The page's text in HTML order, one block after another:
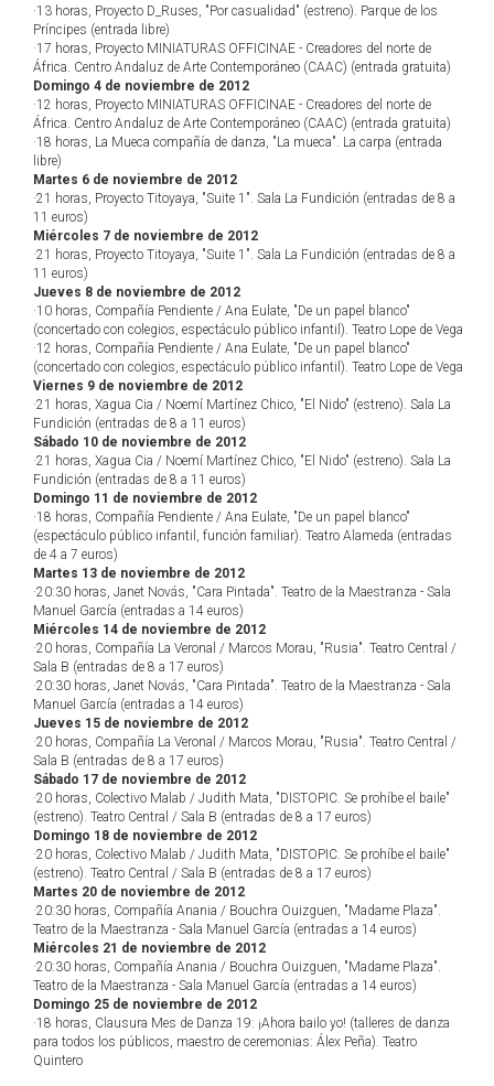
·13 horas, Proyecto D_Ruses, "Por casualidad" (estreno). Parque de los
Príncipes (entrada libre)
·17 horas, Proyecto MINIATURAS OFFICINAE - Creadores del norte de
África. Centro Andaluz de Arte Contemporáneo (CAAC) (entrada gratuita)
Domingo 4 de noviembre de 2012
·12 horas, Proyecto MINIATURAS OFFICINAE - Creadores del norte de
África. Centro Andaluz de Arte Contemporáneo (CAAC) (entrada gratuita)
·18 horas, La Mueca compañía de danza, "La mueca". La carpa (entrada
libre)
Martes 6 de noviembre de 2012
·21 horas, Proyecto Titoyaya, "Suite 1". Sala La Fundición (entradas de 8 a
11 euros)
Miércoles 7 de noviembre de 2012
·21 horas, Proyecto Titoyaya, "Suite 1". Sala La Fundición (entradas de 8 a
11 euros)
Jueves 8 de noviembre de 2012
·10 horas, Compañía Pendiente / Ana Eulate, "De un papel blanco"
(concertado con colegios, espectáculo público infantil). Teatro Lope de Vega
·12 horas, Compañía Pendiente / Ana Eulate, "De un papel blanco"
(concertado con colegios, espectáculo público infantil). Teatro Lope de Vega
Viernes 9 de noviembre de 2012
·21 horas, Xagua Cia / Noemí Martínez Chico, "El Nido" (estreno). Sala La
Fundición (entradas de 8 a 11 euros)
Sábado 10 de noviembre de 2012
·21 horas, Xagua Cia / Noemí Martínez Chico, "El Nido" (estreno). Sala La
Fundición (entradas de 8 a 11 euros)
Domingo 11 de noviembre de 2012
·18 horas, Compañía Pendiente / Ana Eulate, "De un papel blanco"
(espectáculo público infantil, función familiar). Teatro Alameda (entradas
de 4 a 7 euros)
Martes 13 de noviembre de 2012
·20:30 horas, Janet Novás, "Cara Pintada". Teatro de la Maestranza - Sala
Manuel García (entradas a 14 euros)
Miércoles 14 de noviembre de 2012
·20 horas, Compañía La Veronal / Marcos Morau, "Rusia". Teatro Central /
Sala B (entradas de 8 a 17 euros)
·20:30 horas, Janet Novás, "Cara Pintada". Teatro de la Maestranza - Sala
Manuel García (entradas a 14 euros)
Jueves 15 de noviembre de 2012
·20 horas, Compañía La Veronal / Marcos Morau, "Rusia". Teatro Central /
Sala B (entradas de 8 a 17 euros)
Sábado 17 de noviembre de 2012
·20 horas, Colectivo Malab / Judith Mata, "DISTOPIC. Se prohíbe el baile"
(estreno). Teatro Central / Sala B (entradas de 8 a 17 euros)
Domingo 18 de noviembre de 2012
·20 horas, Colectivo Malab / Judith Mata, "DISTOPIC. Se prohíbe el baile"
(estreno). Teatro Central / Sala B (entradas de 8 a 17 euros)
Martes 20 de noviembre de 2012
·20:30 horas, Compañía Anania / Bouchra Ouizguen, "Madame Plaza".
Teatro de la Maestranza - Sala Manuel García (entradas a 14 euros)
Miércoles 21 de noviembre de 2012
·20:30 horas, Compañía Anania / Bouchra Ouizguen, "Madame Plaza".
Teatro de la Maestranza - Sala Manuel García (entradas a 14 euros)
Domingo 25 de noviembre de 2012
·18 horas, Clausura Mes de Danza 19: ¡Ahora bailo yo! (talleres de danza
para todos los públicos, maestro de ceremonias: Álex Peña). Teatro
Quintero